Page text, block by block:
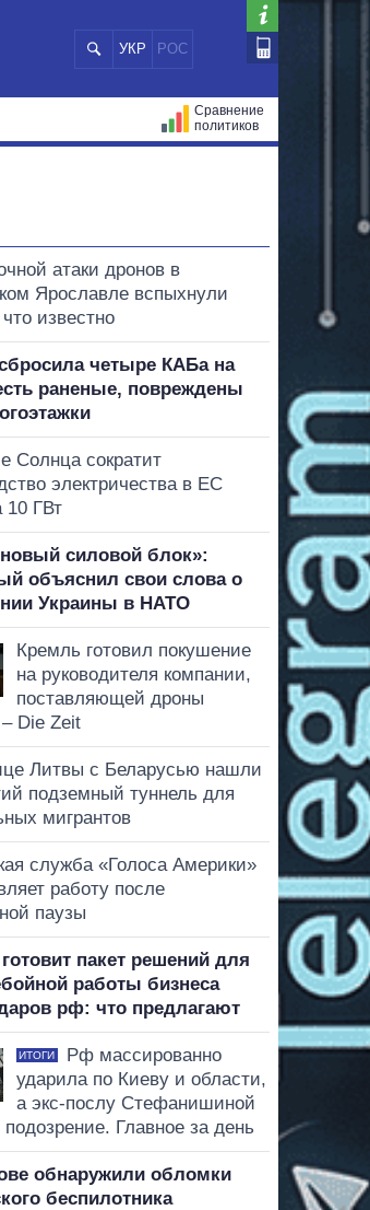
УКР РОС
Сравнение
политиков
атаки дронов в
Ярославле вспыхнули
известно
четыре КАБа на
раненые, повреждены
Солнца сократит
электричества в ЕС
10 ГВт
силовой блок»:
объяснил свои слова о
Украины в НАТО
Кремль готовил покушение
на руководителя компании,
поставляющей дроны
Die Zeit
Литвы с Беларусью нашли
подземный туннель для
мигрантов
служба «Голоса Америки»
работу после
паузы
пакет решений для
работы бизнеса
рф: что предлагают
ИТОГИ
Рф массированно
ударила по Киеву и области,
а экс-послу Стефанишиной
Главное за день
обнаружили обломки
беспилотника